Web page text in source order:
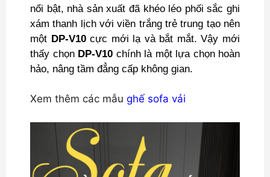
nổi bật, nhà sản xuất đã khéo léo phối sắc ghi
xám thanh lịch với viền trắng trẻ trung tạo nên
một DP-V10cực mới lạ và bắt mắt. Vậy mới
thấy chọn DP-V10 chính là một lựa chọn hoàn
hảo, nâng tầm đẳng cấp không gian.
Xem thêm các mẫu ghế sofa vải